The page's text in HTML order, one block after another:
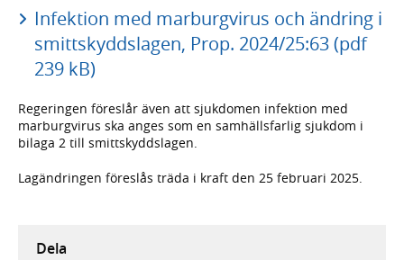
Infektion med marburgvirus och ändring i
smittskyddslagen, Prop. 2024/25:63 (pdf
239 kB)
Regeringen föreslår även att sjukdomen infektion med
marburgvirus ska anges som en samhällsfarlig sjukdom i
bilaga 2 till smittskyddslagen.
Lagändringen föreslås träda i kraft den 25 februari 2025.
Dela